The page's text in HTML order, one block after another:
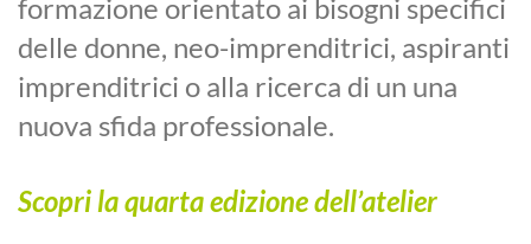
formazione orientato ai bisogni specifici
delle donne, neo-imprenditrici, aspiranti
imprenditrici o alla ricerca di un una
nuova sfida professionale.
Scopri la quarta edizione dell’atelier